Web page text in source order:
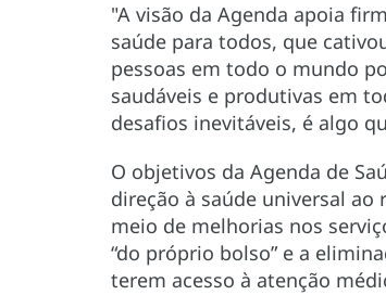
"A visão da Agenda apoia
saúde para todos, que
pessoas em todo o mundo
saudáveis e produtivas em
desafios inevitáveis, é algo
O objetivos da Agenda de
direção à saúde universal
meio de melhorias nos
“do próprio bolso” e a
terem acesso à atenção